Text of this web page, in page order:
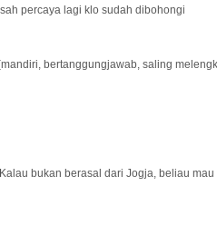
percaya lagi klo sudah dibohongi
bertanggungjawab, saling
bukan berasal dari Jogja, beliau